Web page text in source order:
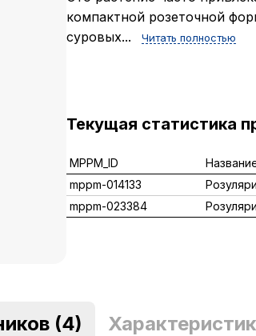
компактной розеточной
суровых...
Читать полностью
Текущая статистика
MPPM_ID
mppm-014133
mppm-023384
(4)